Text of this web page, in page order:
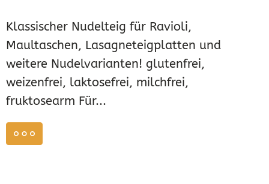
Klassischer Nudelteig für Ravioli,
Maultaschen, Lasagneteigplatten und
weitere Nudelvarianten! glutenfrei,
weizenfrei, laktosefrei, milchfrei,
fruktosearm Für...